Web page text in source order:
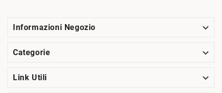
Informazioni Negozio 
Categorie 
Link Utili 